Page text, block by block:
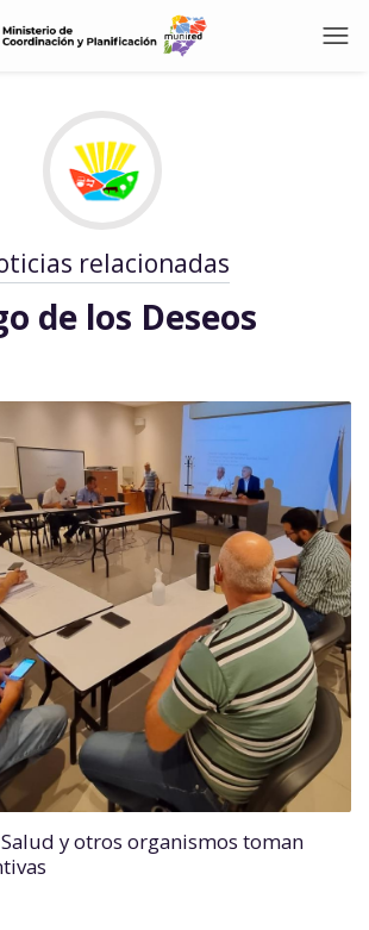
relacionadas
de los Deseos
y otros organismos toman